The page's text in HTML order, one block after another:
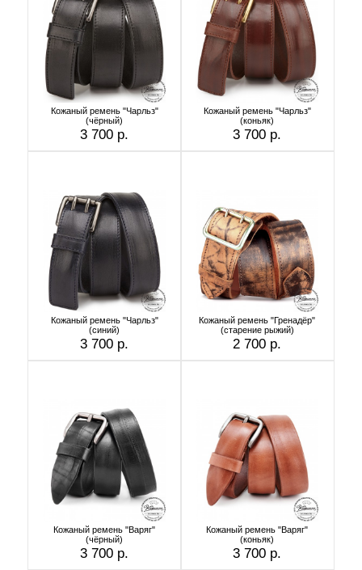
Кожаный ремень "Чарльз"
(чёрный)
3 700 р.
Кожаный ремень "Чарльз"
(коньяк)
3 700 р.
Кожаный ремень "Чарльз"
(синий)
3 700 р.
Кожаный ремень "Гренадёр"
(старение рыжий)
2 700 р.
Кожаный ремень "Варяг"
(чёрный)
3 700 р.
Кожаный ремень "Варяг"
(коньяк)
3 700 р.